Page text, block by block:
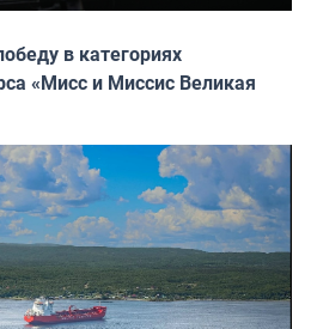
в категориях
«Мисс и Миссис Великая